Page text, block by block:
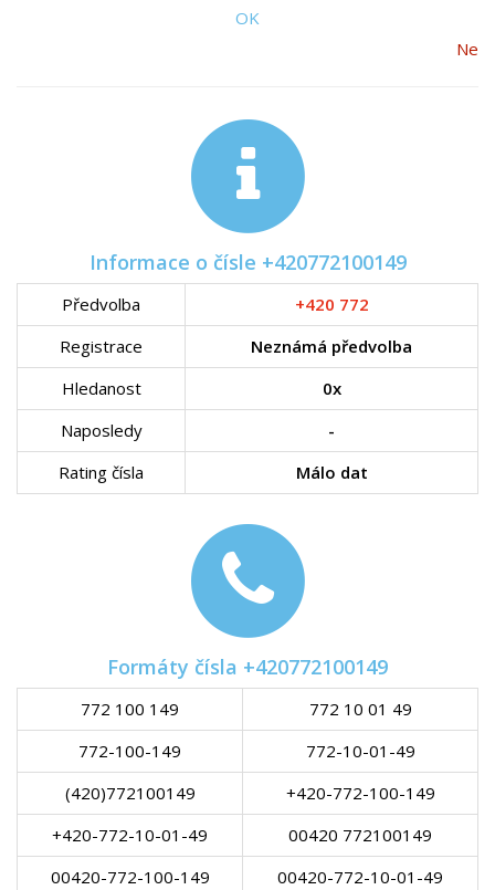
OK
Ne
Informace o čísle +420772100149
Předvolba
+420 772
Registrace
Neznámá předvolba
Hledanost
0x
Naposledy
-
Rating čísla
Málo dat
Formáty čísla +420772100149
772 100 149
772 10 01 49
772-100-149
772-10-01-49
(420)772100149
+420-772-100-149
+420-772-10-01-49
00420 772100149
00420-772-100-149
00420-772-10-01-49